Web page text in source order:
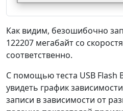
Как видим, безошибочно
122207 мегабайт со
соответственно.
С помощью теста USB Flash
увидеть график
записи в зависимости от